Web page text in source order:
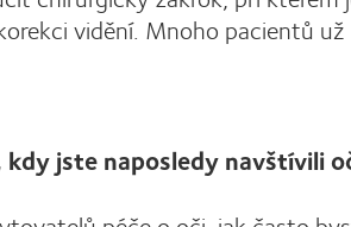
vidění. Mnoho pacientů
jste naposledy navštívili